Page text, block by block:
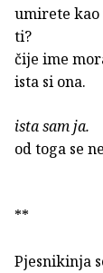
umirete kao
ti?
čije ime
ista si ona.
ista sam ja.
od toga se
**
Pjesnikinja